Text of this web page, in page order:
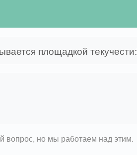
площадкой текучести:
вопрос, но мы работаем над этим.